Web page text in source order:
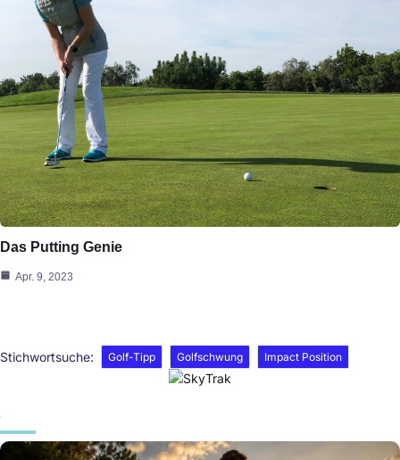
Das Putting Genie
Apr. 9, 2023
Stichwortsuche: Golf-Tipp Golfschwung Impact Position